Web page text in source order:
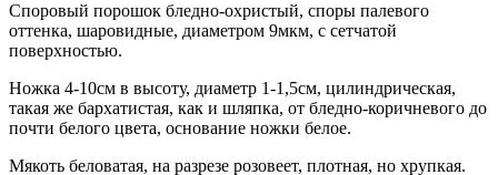
Споровый порошок бледно-охристый, споры палевого
оттенка, шаровидные, диаметром 9мкм, с сетчатой
поверхностью.
Ножка 4-10см в высоту, диаметр 1-1,5см, цилиндрическая,
такая же бархатистая, как и шляпка, от бледно-коричневого до
почти белого цвета, основание ножки белое.
Мякоть беловатая, на разрезе розовеет, плотная, но хрупкая.